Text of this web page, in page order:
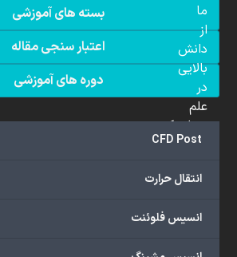
بسته های آموزشی
اعتبار سنجی مقاله
دوره های آموزشی
CFD Post
انتقال حرارت
انسیس فلوئنت
ما
از
دانش
بالایی
در
علم
دینامیک
سیالات
(CFD)
هستند.